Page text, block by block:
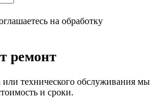
на обработку
ремонт
технического обслуживания мы
и сроки.